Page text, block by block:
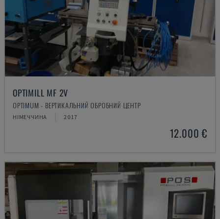
OPTIMILL MF 2V
OPTIMUM - ВЕРТИКАЛЬНИЙ ОБРОБНИЙ ЦЕНТР
НІМЕЧЧИНА 2017
12.000 €